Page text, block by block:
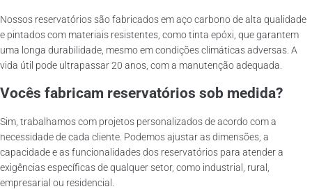
Nossos reservatórios são fabricados em aço carbono de alta qualidade
e pintados com materiais resistentes, como tinta epóxi, que garantem
uma longa durabilidade, mesmo em condições climáticas adversas. A
vida útil pode ultrapassar 20 anos, com a manutenção adequada.
Vocês fabricam reservatórios sob medida?
Sim, trabalhamos com projetos personalizados de acordo com a
necessidade de cada cliente. Podemos ajustar as dimensões, a
capacidade e as funcionalidades dos reservatórios para atender a
exigências específicas de qualquer setor, como industrial, rural,
empresarial ou residencial.